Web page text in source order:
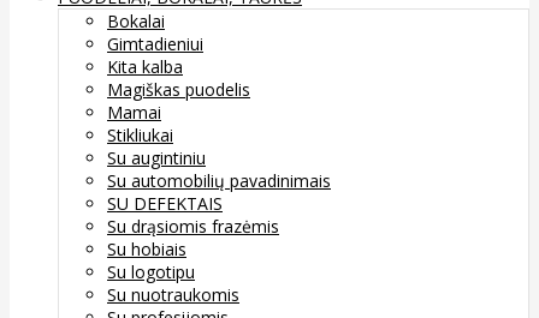
Bokalai
Gimtadieniui
Kita kalba
Magiškas puodelis
Mamai
Stikliukai
Su augintiniu
Su automobilių pavadinimais
SU DEFEKTAIS
Su drąsiomis frazėmis
Su hobiais
Su logotipu
Su nuotraukomis